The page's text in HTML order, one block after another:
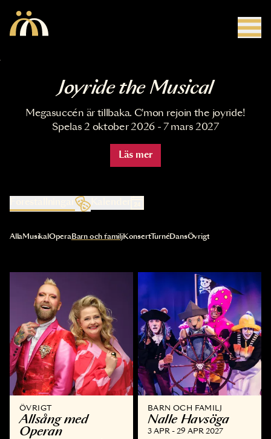
Joyride the Musical
Megasuccén är tillbaka. C'mon rejoin the joyride!
Spelas 2 oktober 2026 - 7 mars 2027
Läs mer
Kalender
Val av kategori uppdaterar innehållet automatiskt
AllaMusikal OperaBarn och familjKonsertTurnéDansÖvrigt
ÖVRIGT
Allsång med
Operan
BARN OCH FAMILJ
Nalle Havsöga
3 APR - 29 APR 2027